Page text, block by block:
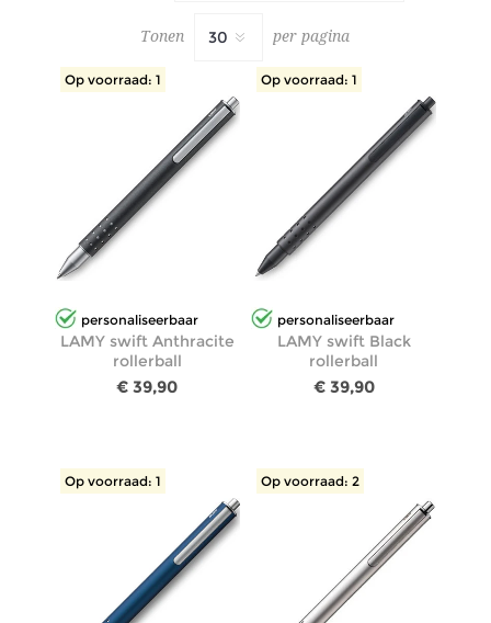
Tonen per pagina
personaliseerbaar
Op voorraad: 1
LAMY swift Anthracite
rollerball
€ 39,90
personaliseerbaar
Op voorraad: 1
LAMY swift Black
rollerball
€ 39,90
Op voorraad: 1 Op voorraad: 2